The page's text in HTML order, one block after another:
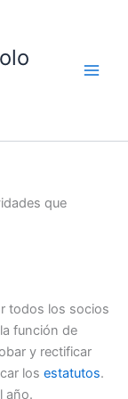
que
todos los socios
función de
y rectificar
los estatutos.
año.